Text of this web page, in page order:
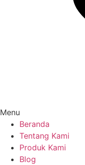
Menu
Beranda
Tentang Kami
Produk Kami
Blog